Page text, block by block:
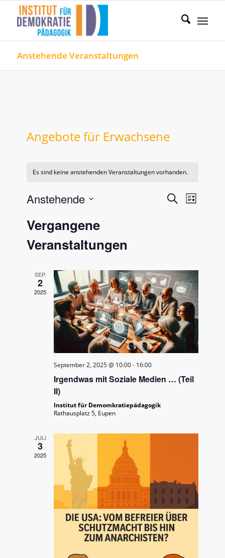
Anstehende Veranstaltungen
Angebote für Erwachsene
Es sind keine anstehenden Veranstaltungen vorhanden.
SucheListe
Anstehende
wählen.
Vergangene
Veranstaltungen
SEP.
2
2025
September 2, 2025 @ 10:00- 16:00
Irgendwas mit Soziale Medien … (Teil
II)
Institut für Demomkratiepädagogik
Rathausplatz 5, Eupen
JULI
3
2025